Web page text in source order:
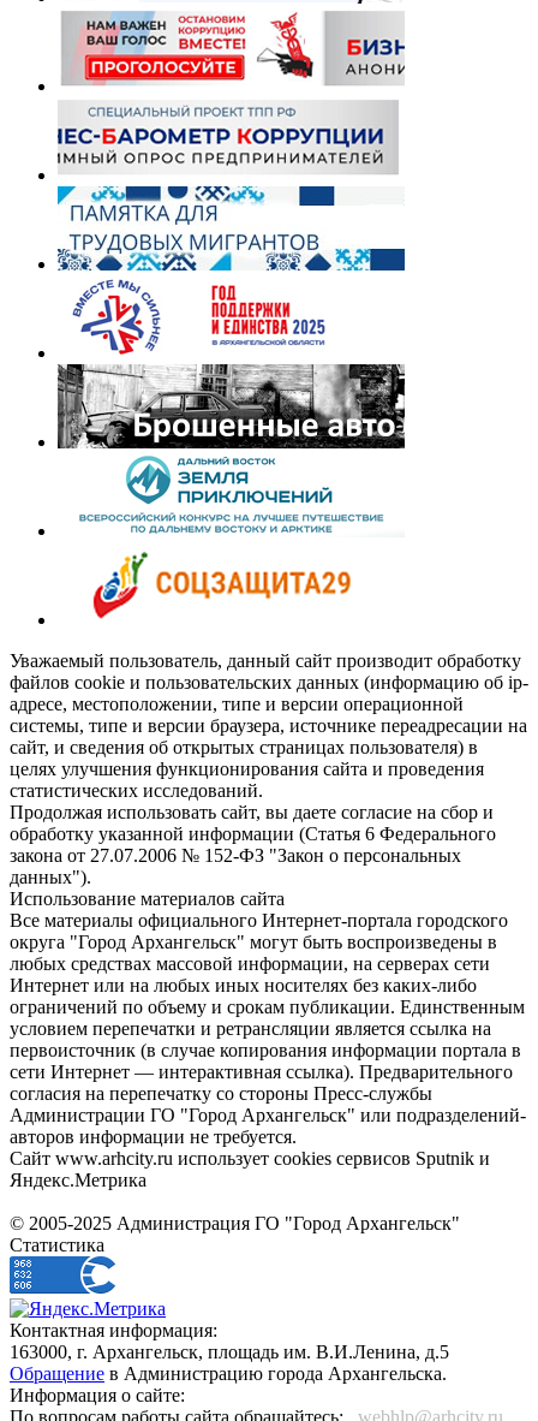
Уважаемый пользователь, данный сайт производит обработку
файлов cookie и пользовательских данных (информацию об ip-
адресе, местоположении, типе и версии операционной
системы, типе и версии браузера, источнике переадресации на
сайт, и сведения об открытых страницах пользователя) в
целях улучшения функционирования сайта и проведения
статистических исследований.
Продолжая использовать сайт, вы даете согласие на сбор и
обработку указанной информации (Статья 6 Федерального
закона от 27.07.2006 № 152-ФЗ "Закон о персональных
данных").
Использование материалов сайта
Все материалы официального Интернет-портала городского
округа "Город Архангельск" могут быть воспроизведены в
любых средствах массовой информации, на серверах сети
Интернет или на любых иных носителях без каких-либо
ограничений по объему и срокам публикации. Единственным
условием перепечатки и ретрансляции является ссылка на
первоисточник (в случае копирования информации портала в
сети Интернет — интерактивная ссылка). Предварительного
согласия на перепечатку со стороны Пресс-службы
Администрации ГО "Город Архангельск" или подразделений-
авторов информации не требуется.
Сайт www.arhcity.ru использует cookies сервисов Sputnik и
Яндекс.Метрика
© 2005-2025 Администрация ГО "Город Архангельск"
Статистика
Контактная информация:
163000, г. Архангельск, площадь им. В.И.Ленина, д.5
Обращение в Администрацию города Архангельска.
Информация о сайте:
По вопросам работы сайта обращайтесь:
_webhlp@arhcity.ru_